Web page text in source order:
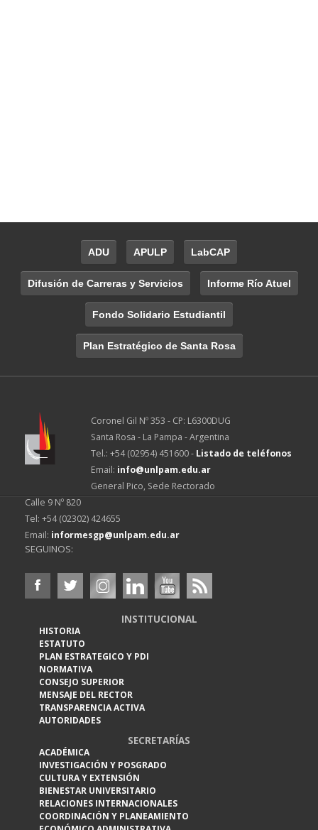
ADU APULP LabCAP
Difusión de Carreras y Servicios Informe Río Atuel
Fondo Solidario Estudiantil
Plan Estratégico de Santa Rosa
Coronel Gil Nº 353 - CP: L6300DUG
Santa Rosa - La Pampa - Argentina
Tel.: +54 (02954) 451600 - Listado de teléfonos
Email: info@unlpam.edu.ar
General Pico, Sede Rectorado
Calle 9 Nº 820
Tel: +54 (02302) 424655
Email: informesgp@unlpam.edu.ar
SEGUINOS:
INSTITUCIONAL
HISTORIA
ESTATUTO
PLAN ESTRATEGICO Y PDI
NORMATIVA
CONSEJO SUPERIOR
MENSAJE DEL RECTOR
TRANSPARENCIA ACTIVA
AUTORIDADES
SECRETARÍAS
ACADÉMICA
INVESTIGACIÓN Y POSGRADO
CULTURA Y EXTENSIÓN
BIENESTAR UNIVERSITARIO
RELACIONES INTERNACIONALES
COORDINACIÓN Y PLANEAMIENTO